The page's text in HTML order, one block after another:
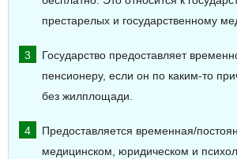
престарелых и государственному
Государство предоставляет
пенсионеру, если он по каким-то
без жилплощади.
Предоставляется временная/
медицинском, юридическом и